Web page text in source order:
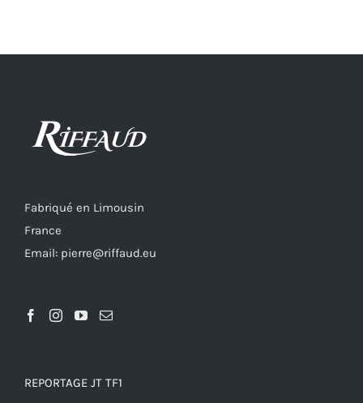
Fabriqué en Limousin
France
Email: pierre@riffaud.eu
REPORTAGE JT TF1